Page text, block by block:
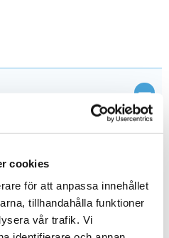
cookies
för att anpassa innehållet
tillhandahålla funktioner
vår trafik. Vi
Stäng
Se förväntad leveranstid (i
i porslin, handtag, push
lådbelysning, el-uttag,
nedre låda.
riktigt bra badrum ska ge